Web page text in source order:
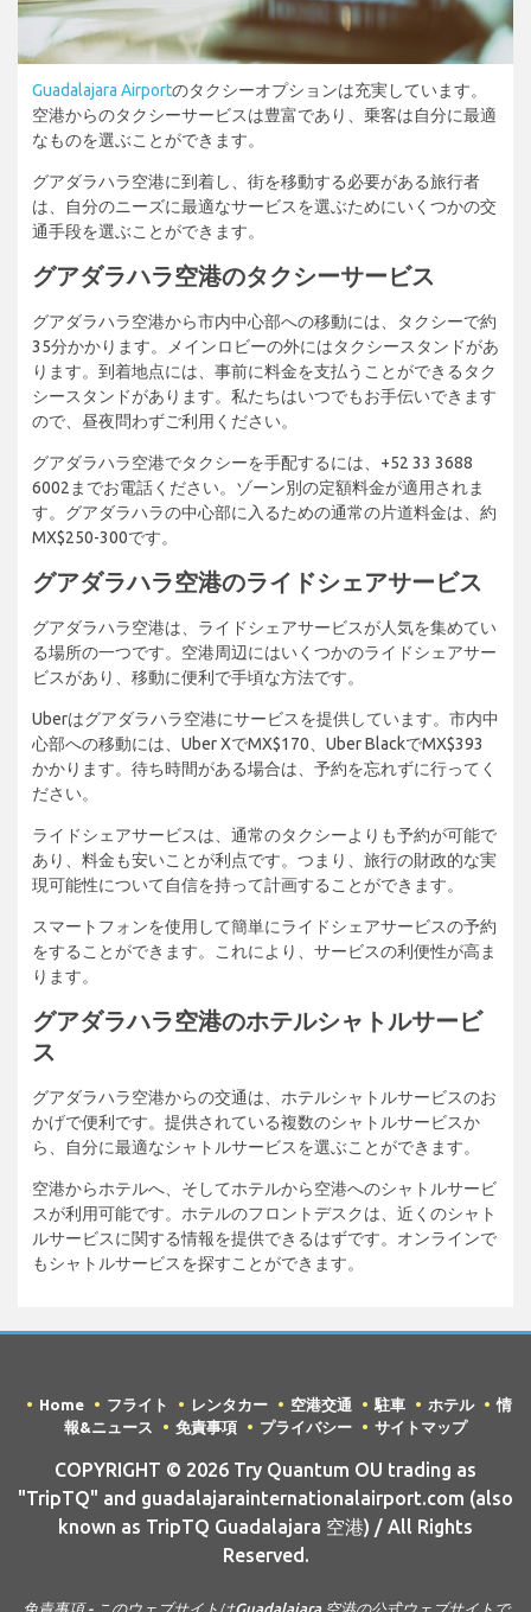
Guadalajara Airportのタクシーオプションは充実しています。
空港からのタクシーサービスは豊富であり、乗客は自分に最適
なものを選ぶことができます。
グアダラハラ空港に到着し、街を移動する必要がある旅行者
は、自分のニーズに最適なサービスを選ぶためにいくつかの交
通手段を選ぶことができます。
グアダラハラ空港のタクシーサービス
グアダラハラ空港から市内中心部への移動には、タクシーで約
35分かかります。メインロビーの外にはタクシースタンドがあ
ります。到着地点には、事前に料金を支払うことができるタク
シースタンドがあります。私たちはいつでもお手伝いできます
ので、昼夜問わずご利用ください。
グアダラハラ空港でタクシーを手配するには、+52 33 3688
6002までお電話ください。ゾーン別の定額料金が適用されま
す。グアダラハラの中心部に入るための通常の片道料金は、約
MX$250-300です。
グアダラハラ空港のライドシェアサービス
グアダラハラ空港は、ライドシェアサービスが人気を集めてい
る場所の一つです。空港周辺にはいくつかのライドシェアサー
ビスがあり、移動に便利で手頃な方法です。
Uberはグアダラハラ空港にサービスを提供しています。市内中
心部への移動には、Uber XでMX$170、Uber BlackでMX$393
かかります。待ち時間がある場合は、予約を忘れずに行ってく
ださい。
ライドシェアサービスは、通常のタクシーよりも予約が可能で
あり、料金も安いことが利点です。つまり、旅行の財政的な実
現可能性について自信を持って計画することができます。
スマートフォンを使用して簡単にライドシェアサービスの予約
をすることができます。これにより、サービスの利便性が高ま
ります。
グアダラハラ空港のホテルシャトルサービ
ス
グアダラハラ空港からの交通は、ホテルシャトルサービスのお
かげで便利です。提供されている複数のシャトルサービスか
ら、自分に最適なシャトルサービスを選ぶことができます。
空港からホテルへ、そしてホテルから空港へのシャトルサービ
スが利用可能です。ホテルのフロントデスクは、近くのシャト
ルサービスに関する情報を提供できるはずです。オンラインで
もシャトルサービスを探すことができます。
Home フライト レンタカー 空港交通 駐車 ホテル
情
報&ニュース
免責事項 プライバシー サイトマップ
COPYRIGHT © 2026 Try Quantum OU trading as
"TripTQ" and guadalajarainternationalairport.com (also
known as TripTQ Guadalajara 空港) / All Rights
Reserved.
免責事項 - このウェブサイトはGuadalajara 空港の公式ウェブサイトで